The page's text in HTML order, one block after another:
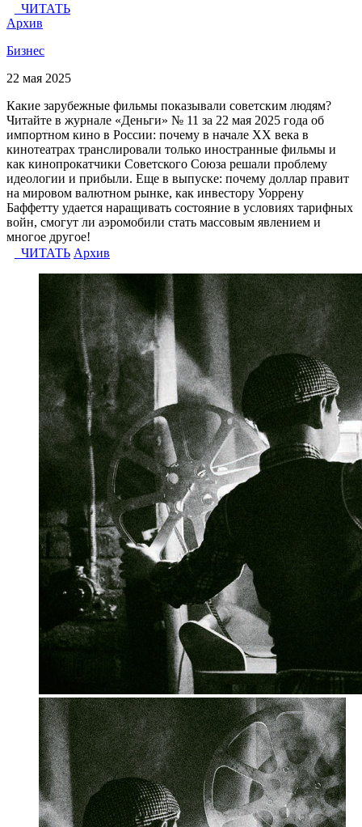
ЧИТАТЬ
Архив
Бизнес
22 мая 2025
Какие зарубежные фильмы показывали советским людям?
Читайте в журнале «Деньги» № 11 за 22 мая 2025 года об
импортном кино в России: почему в начале XX века в
кинотеатрах транслировали только иностранные фильмы и
как кинопрокатчики Советского Союза решали проблему
идеологии и прибыли. Еще в выпуске: почему доллар правит
на мировом валютном рынке, как инвестору Уоррену
Баффетту удается наращивать состояние в условиях тарифных
войн, смогут ли аэромобили стать массовым явлением и
многое другое!
ЧИТАТЬ Архив